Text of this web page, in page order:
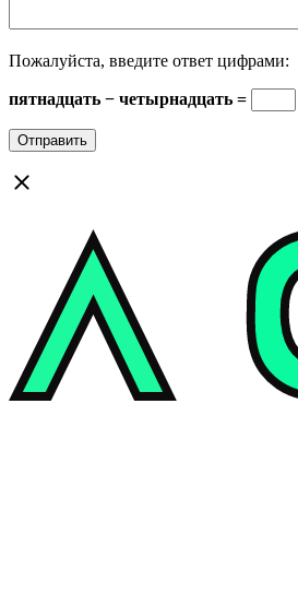
Пожалуйста, введите ответ цифрами:
пятнадцать − четырнадцать =